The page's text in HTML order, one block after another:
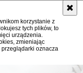
korzystanie z
tych plików, to
urządzenia.
zmieniając
oznacza